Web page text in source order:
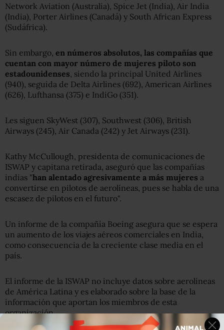
Network Aviation (Australia), Spice Jet (India), Air India
(India), Porter Airlines (Canadá) y South African Express
(Sudáfrica).
Sin embargo, en números absolutos, las compañías que
cuentan con mayor número de mujeres piloto son
estadounidenses , siendo la principal United Airlines
(940), seguida de Delta Airlines (692), American Airlines
(626), Lufthansa (375) e IndiGo (351).
Les siguen SkyWest (307), Southwest (306), British
Airways (245), Air Canada (242) y Jet Airways (231).
Kathy McCullough, presidenta de comunicaciones de
ISWAP y capitana retirada, aseguró que las compañías
indias "han alentado agresivamente a más mujeres a
convertirse en pilotos de aerolíneas, pues se habla de una
escasez de pilotos en el futuro".
Un informe de la compañía Boeing asegura que se espera
un aumento de los viajes aéreos comerciales en India,
como consecuencia de la creciente clase media en el
país.
El informe de la ISWAP no incluye datos sobre aerolíneas
de América Latina y es elaborado sobre la base de la
información que aportan los miembros de esta
organización.